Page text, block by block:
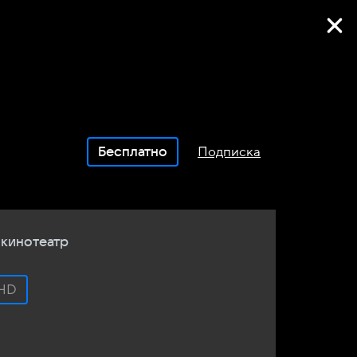
Бесплатно Подписка